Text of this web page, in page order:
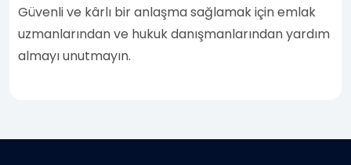
Güvenli ve kârlı bir anlaşma sağlamak için emlak
uzmanlarından ve hukuk danışmanlarından yardım
almayı unutmayın.